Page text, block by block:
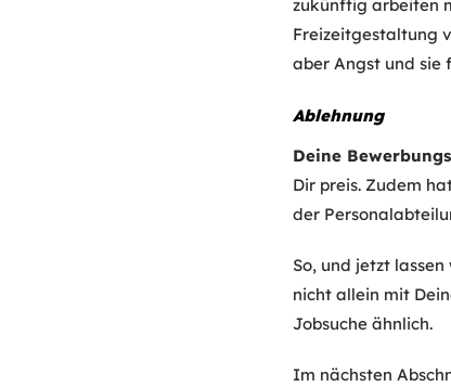
zukünftig arbeiten
Freizeitgestaltung
aber Angst und sie
Ablehnung
Deine
Dir preis. Zudem
der
So, und jetzt
nicht allein mit
Jobsuche ähnlich.
Im nächsten